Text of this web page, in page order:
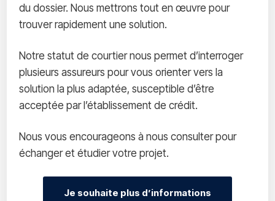
du dossier. Nous mettrons tout en œuvre pour
trouver rapidement une solution.
Notre statut de courtier nous permet d’interroger
plusieurs assureurs pour vous orienter vers la
solution la plus adaptée, susceptible d’être
acceptée par l’établissement de crédit.
Nous vous encourageons à nous consulter pour
échanger et étudier votre projet.
Je souhaite plus d’informations